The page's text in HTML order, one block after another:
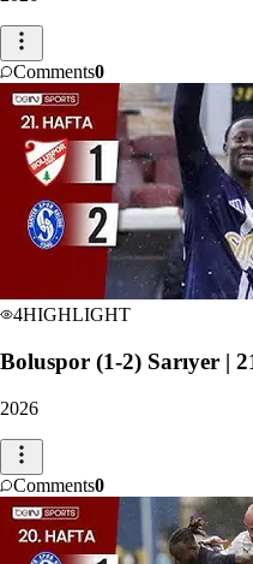
Comments0
4HIGHLIGHT
Boluspor (1-2) Sarıyer |
2026
Comments0